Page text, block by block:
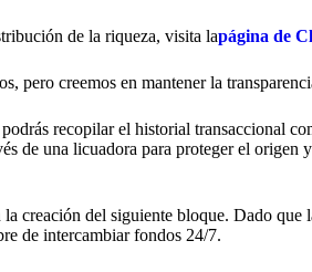
de la riqueza, visita lapágina de
pero creemos en mantener la
recopilar el historial transaccional
de una licuadora para proteger el origen
creación del siguiente bloque. Dado que
de intercambiar fondos 24/7.